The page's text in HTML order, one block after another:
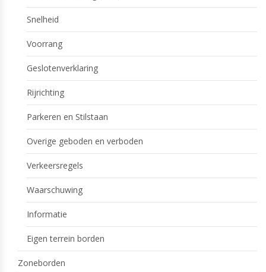
Snelheid
Voorrang
Geslotenverklaring
Rijrichting
Parkeren en Stilstaan
Overige geboden en verboden
Verkeersregels
Waarschuwing
Informatie
Eigen terrein borden
Zoneborden